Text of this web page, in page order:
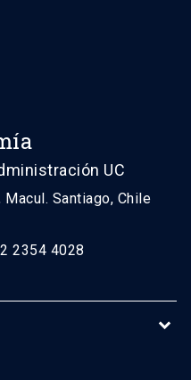
UC
Santiago, Chile
2354 4028